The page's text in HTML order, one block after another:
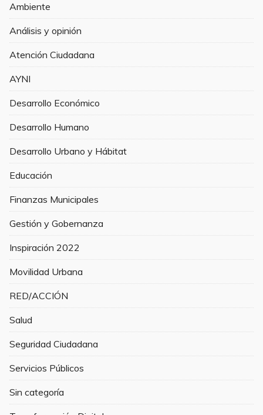
Ambiente
Análisis y opinión
Atención Ciudadana
AYNI
Desarrollo Económico
Desarrollo Humano
Desarrollo Urbano y Hábitat
Educación
Finanzas Municipales
Gestión y Gobernanza
Inspiración 2022
Movilidad Urbana
RED/ACCIÓN
Salud
Seguridad Ciudadana
Servicios Públicos
Sin categoría